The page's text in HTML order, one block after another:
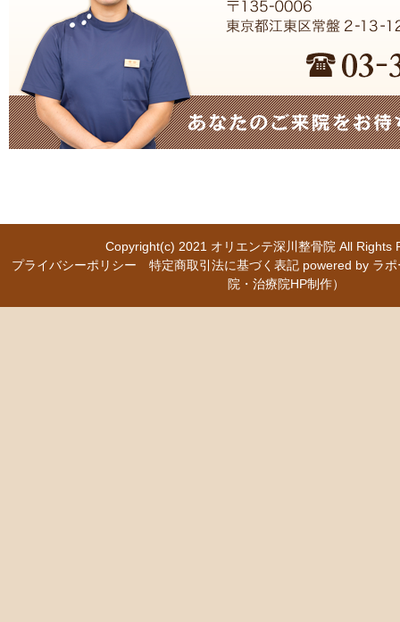
Copyright(c) 2021 オリエンテ深川整骨院 All
プライバシーポリシー
特定商取引法に基づく表記 powered by ラ
院・治療院HP制作）